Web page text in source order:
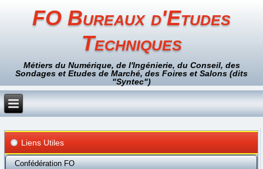
FO Bureaux d'Etudes
Techniques
Métiers du Numérique, de l'Ingénierie, du Conseil, des
Sondages et Etudes de Marché, des Foires et Salons (dits
"Syntec")
Liens Utiles
Confédération FO